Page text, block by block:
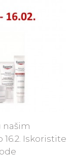
našim
16.2. Iskoristite